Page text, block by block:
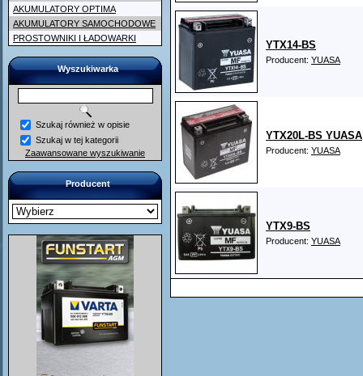
AKUMULATORY OPTIMA
AKUMULATORY SAMOCHODOWE
PROSTOWNIKI I ŁADOWARKI
Wyszukiwarka
Szukaj również w opisie
Szukaj w tej kategorii
Zaawansowane wyszukiwanie
Producent
YTX14-BS
Producent: YUASA
YTX20L-BS YUASA
Producent: YUASA
YTX9-BS
Producent: YUASA